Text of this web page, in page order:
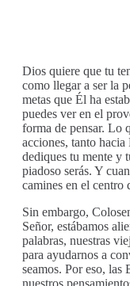
Dios quiere que tu
como llegar a ser la
metas que Él ha
puedes ver en el
forma de pensar. Lo
acciones, tanto
dediques tu mente y
piadoso serás. Y
camines en el centro
Sin embargo,
Señor, estábamos
palabras, nuestras
para ayudarnos a
seamos. Por eso, las
nuestros